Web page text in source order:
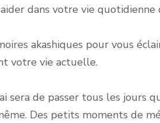
dans votre vie quotidienne
akashiques pour vous
votre vie actuelle.
sera de passer tous les jours
Des petits moments de